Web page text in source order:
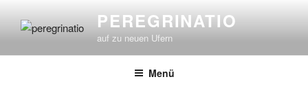
Inhalt
PEREGRINATIO
auf zu neuen Ufern
Menü